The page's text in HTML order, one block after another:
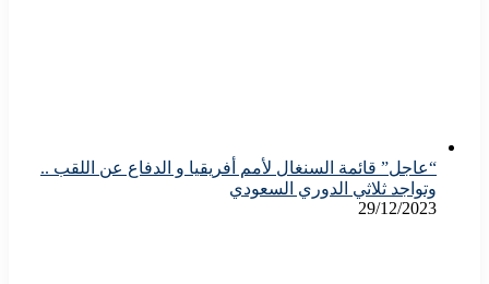
“عاجل” قائمة السنغال لأمم أفريقيا و الدفاع عن اللقب ..
وتواجد ثلاثي الدوري السعودي
29/12/2023